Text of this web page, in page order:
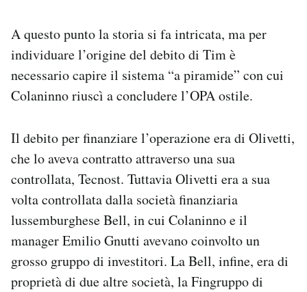
A questo punto la storia si fa intricata, ma per
individuare l’origine del debito di Tim è
necessario capire il sistema “a piramide” con cui
Colaninno riuscì a concludere l’OPA ostile.
Il debito per finanziare l’operazione era di Olivetti,
che lo aveva contratto attraverso una sua
controllata, Tecnost. Tuttavia Olivetti era a sua
volta controllata dalla società finanziaria
lussemburghese Bell, in cui Colaninno e il
manager Emilio Gnutti avevano coinvolto un
grosso gruppo di investitori. La Bell, infine, era di
proprietà di due altre società, la Fingruppo di